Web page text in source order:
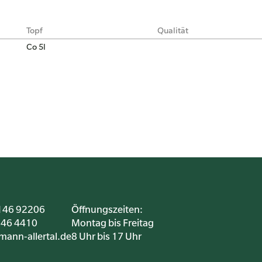
Topf
Qualität
Co 5l
92206
4410
allertal.de
Öffnungszeiten:
Montag bis Freitag
8 Uhr bis 17 Uhr